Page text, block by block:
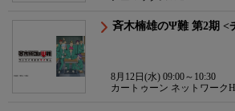
斉木楠雄のΨ難 第2期 <
8月12日(水) 09:00～10:30
カートゥーン ネットワーク